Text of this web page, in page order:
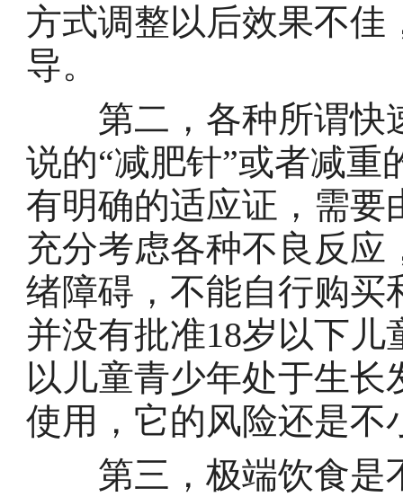
方式调整以后效果不佳
导。
第二，各种所谓快
说的“减肥针”或者减重
有明确的适应证，需要
充分考虑各种不良反
绪障碍，不能自行购买
并没有批准18岁以下
以儿童青少年处于生
使用，它的风险还是不
第三，极端饮食是